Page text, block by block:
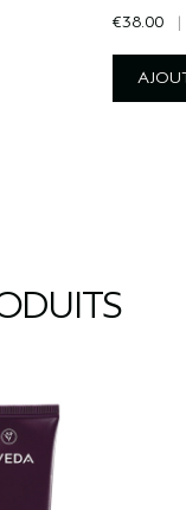
€38.00 |